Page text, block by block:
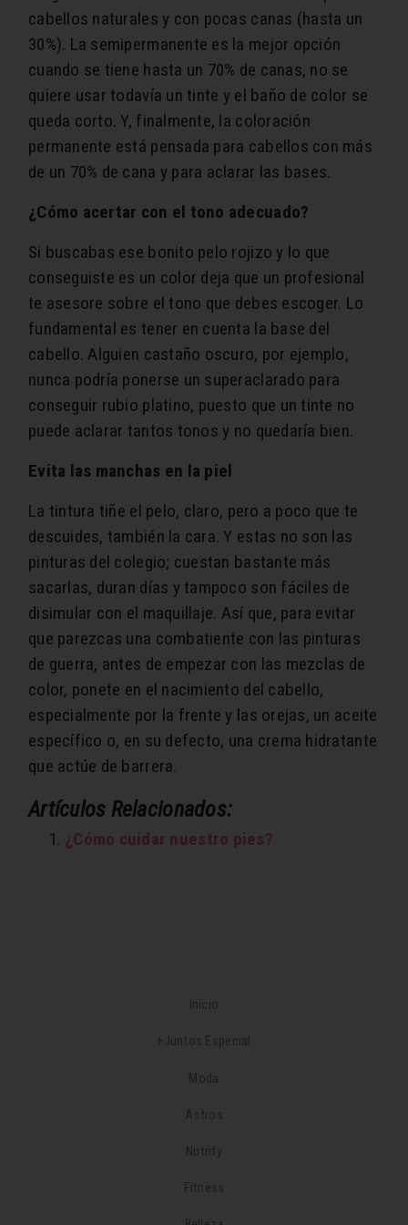
cabellos naturales y con pocas canas (hasta un
30%). La semipermanente es la mejor opción
cuando se tiene hasta un 70% de canas, no se
quiere usar todavía un tinte y el baño de color se
queda corto. Y, finalmente, la coloración
permanente está pensada para cabellos con más
de un 70% de cana y para aclarar las bases.
¿Cómo acertar con el tono adecuado?
Si buscabas ese bonito pelo rojizo y lo que
conseguiste es un color deja que un profesional
te asesore sobre el tono que debes escoger. Lo
fundamental es tener en cuenta la base del
cabello. Alguien castaño oscuro, por ejemplo,
nunca podría ponerse un superaclarado para
conseguir rubio platino, puesto que un tinte no
puede aclarar tantos tonos y no quedaría bien.
Evita las manchas en la piel
La tintura tiñe el pelo, claro, pero a poco que te
descuides, también la cara. Y estas no son las
pinturas del colegio; cuestan bastante más
sacarlas, duran días y tampoco son fáciles de
disimular con el maquillaje. Así que, para evitar
que parezcas una combatiente con las pinturas
de guerra, antes de empezar con las mezclas de
color, ponete en el nacimiento del cabello,
especialmente por la frente y las orejas, un aceite
específico o, en su defecto, una crema hidratante
que actúe de barrera.
Artículos Relacionados:
¿Cómo cuidar nuestro pies?
Inicio
+Juntos Especial
Moda
Astros
Nutrify
Fitness